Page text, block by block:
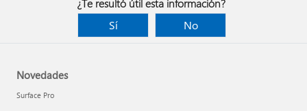
¿Te resultó útil esta información?
Sí
No
Novedades
Surface Pro